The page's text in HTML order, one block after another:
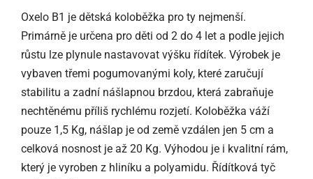
Oxelo B1 je dětská koloběžka pro ty nejmenší.
Primárně je určena pro děti od 2 do 4 let a podle jejich
růstu lze plynule nastavovat výšku řídítek. Výrobek je
vybaven třemi pogumovanými koly, které zaručují
stabilitu a zadní nášlapnou brzdou, která zabraňuje
nechtěnému příliš rychlému rozjetí. Koloběžka váží
pouze 1,5 Kg, nášlap je od země vzdálen jen 5 cm a
celková nosnost je až 20 Kg. Výhodou je i kvalitní rám,
který je vyroben z hliníku a polyamidu. Řídítková tyč